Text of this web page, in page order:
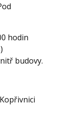
hodin
budovy.